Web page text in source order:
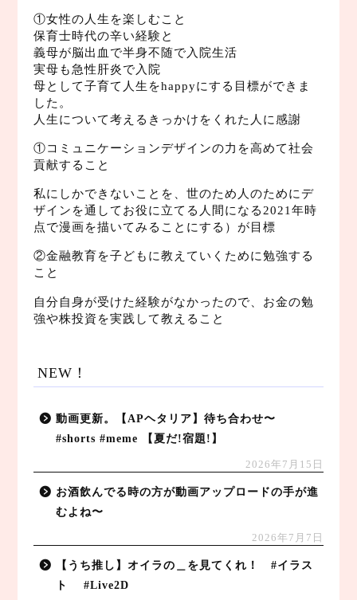
①女性の人生を楽しむこと
保育士時代の辛い経験と
義母が脳出血で半身不随で入院生活
実母も急性肝炎で入院
母として子育て人生をhappyにする目標ができま
した。
人生について考えるきっかけをくれた人に感謝
①コミュニケーションデザインの力を高めて社会
貢献すること
私にしかできないことを、世のため人のためにデ
ザインを通してお役に立てる人間になる2021年時
点で漫画を描いてみることにする）が目標
②金融教育を子どもに教えていくために勉強する
こと
自分自身が受けた経験がなかったので、お金の勉
強や株投資を実践して教えること
NEW！
動画更新。【APヘタリア】待ち合わせ〜
#shorts #meme 【夏だ!宿題!】
2026年7月15日
お酒飲んでる時の方が動画アップロードの手が進
むよね〜
2026年7月7日
【うち推し】オイラの＿を見てくれ！ #イラス
ト #Live2D